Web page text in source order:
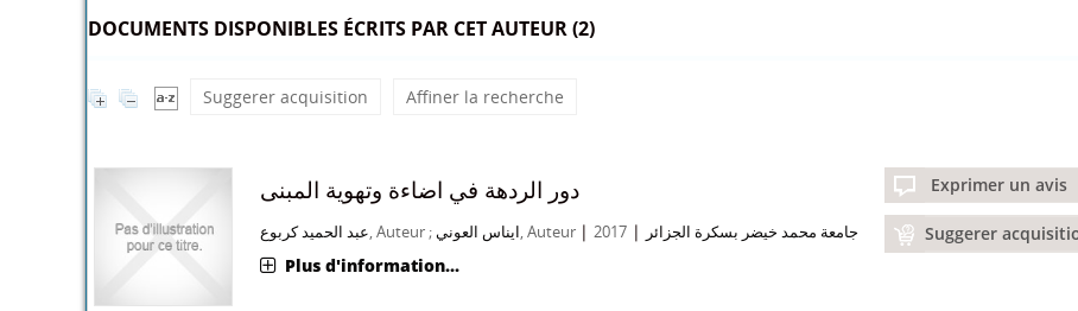
DOCUMENTS DISPONIBLES ÉCRITS PAR CET AUTEUR (2)
Suggerer acquisition Affiner la recherche
دور الردهة في اضاءة وتهوية المبنى
عبد الحميد كربوع, Auteur ;ايناس العوني, Auteur | جامعة محمد خيضر بسكرة الجزائر |
2017
Plus d'information...
Exprimer un avis
Suggerer